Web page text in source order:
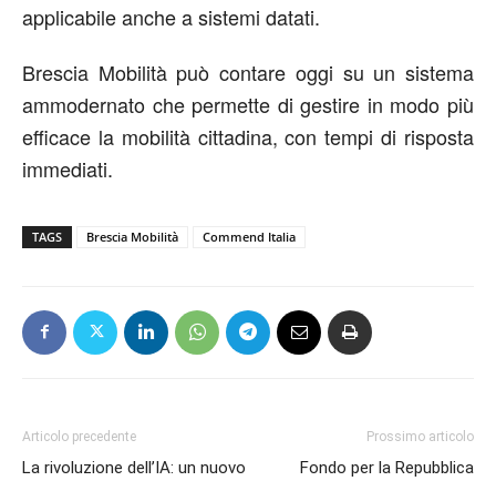
applicabile anche a sistemi datati.
Brescia Mobilità può contare oggi su un sistema
ammodernato che permette di gestire in modo più
efficace la mobilità cittadina, con tempi di risposta
immediati.
TAGS Brescia Mobilità Commend Italia
Articolo precedente
La rivoluzione dell’IA: un nuovo
Prossimo articolo
Fondo per la Repubblica